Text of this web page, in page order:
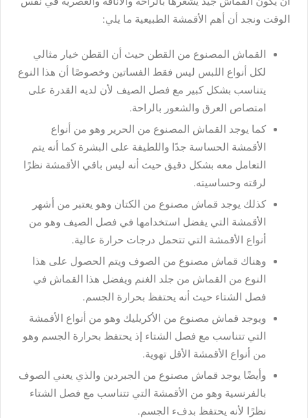
الوقت ونجد أن أهم الأقمشة الطبيعية ما يلي:
القماش المصنوع من القطن حيث أن القطن خيار مثالي
لكل أنواع اللبس ليس فقط الفساتين وخصوصًا أن هذا النوع
يتناسب بشكل كبير مع فصل الصيف لأن لديه القدرة على
امتصاص العرق والشعور بالراحة.
كما يوجد القماش المصنوع من الحرير وهو من أنواع
الأقمشة الحساسة جدًا واللطيفة على البشرة كما أنه يتم
التعامل معه بشكل دقيق حيث أنه ليس باقي الأقمشة نظرًا
لرقته وحساسيته.
كذلك يوجد قماش مصنوع من الكتان وهو يعتبر من أشهر
الأقمشة التي يفضل استخدامها في فصل الصيف وهو من
أنواع الأقمشة التي تتحمل درجات حرارة عالية.
وهناك قماش مصنوع من الصوف ويتم الحصول على هذا
النوع من القماش من جلد الغنم ويفضل هذا القماش في
فصل الشتاء حيث أنه يحتفظ بحرارة الجسم.
ويوجد قماش مصنوع من الأكريليك وهو من أنواع الأقمشة
التي تتناسب مع فصل الشتاء إذ يحتفظ بحرارة الجسم وهو
من أنواع الأقمشة الأقل تهوية.
وأيضًا يوجد قماش مصنوع من الجبردين والذي يعني الصوف
بالفرنسية وهو من الأقمشة التي تتناسب مع فصل الشتاء
نظرًا لأنه يحتفظ بدفء الجسم.